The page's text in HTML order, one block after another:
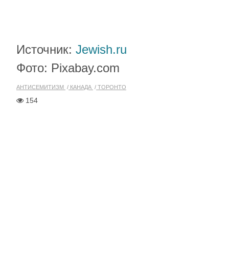
Источник: Jewish.ru
Фото: Pixabay.com
АНТИСЕМИТИЗМ КАНАДА ТОРОНТО
154